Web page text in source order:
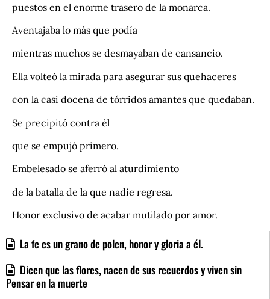
La fe es un grano de polen, honor y gloria a él.
Dicen que las flores, nacen de sus recuerdos y viven sin
Pensar en la muerte
puestos en el enorme trasero de la monarca.
Aventajaba lo más que podía
mientras muchos se desmayaban de cansancio.
Ella volteó la mirada para asegurar sus quehaceres
con la casi docena de tórridos amantes que quedaban.
Se precipitó contra él
que se empujó primero.
Embelesado se aferró al aturdimiento
de la batalla de la que nadie regresa.
Honor exclusivo de acabar mutilado por amor.